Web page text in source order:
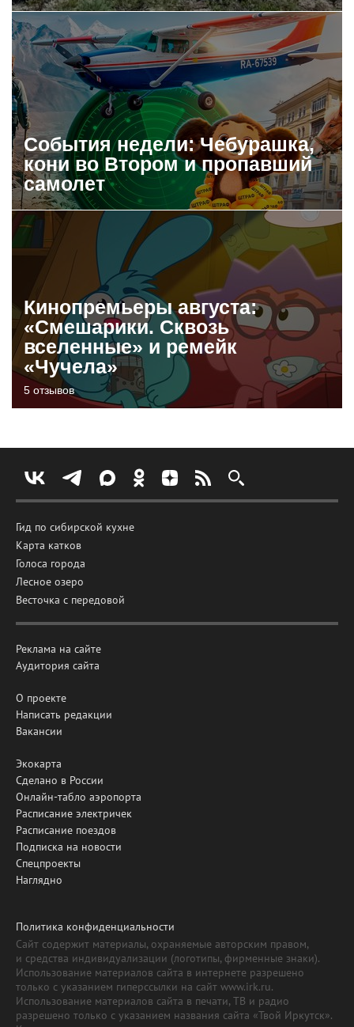
События недели: Чебурашка,
кони во Втором и пропавший
самолет
Кинопремьеры августа:
«Смешарики. Сквозь
вселенные» и ремейк
«Чучела»
5 отзывов
Гид по сибирской кухне
Карта катков
Голоса города
Лесное озеро
Весточка с передовой
Реклама на сайте
Аудитория сайта
О проекте
Написать редакции
Вакансии
Экокарта
Сделано в России
Онлайн-табло аэропорта
Расписание электричек
Расписание поездов
Подписка на новости
Спецпроекты
Наглядно
Политика конфиденциальности
Сайт содержит материалы, охраняемые авторским правом,
и средства индивидуализации (логотипы, фирменные знаки).
Использование материалов сайта в интернете разрешено
только с указанием гиперссылки на сайт www.irk.ru.
Использование материалов сайта в печати, ТВ и радио
разрешено только с указанием названия сайта «Твой Иркутск».